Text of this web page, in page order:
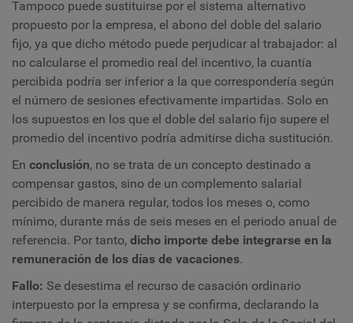
Tampoco puede sustituirse por el sistema alternativo
propuesto por la empresa, el abono del doble del salario
fijo, ya que dicho método puede perjudicar al trabajador: al
no calcularse el promedio real del incentivo, la cuantía
percibida podría ser inferior a la que correspondería según
el número de sesiones efectivamente impartidas. Solo en
los supuestos en los que el doble del salario fijo supere el
promedio del incentivo podría admitirse dicha sustitución.
En conclusión, no se trata de un concepto destinado a
compensar gastos, sino de un complemento salarial
percibido de manera regular, todos los meses o, como
mínimo, durante más de seis meses en el periodo anual de
referencia. Por tanto, dicho importe debe integrarse en la
remuneración de los días de vacaciones.
Fallo: Se desestima el recurso de casación ordinario
interpuesto por la empresa y se confirma, declarando la